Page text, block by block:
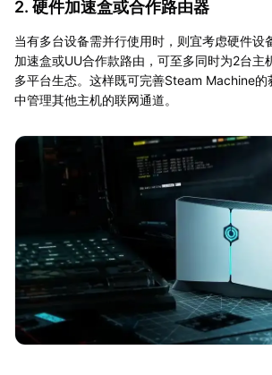
2. 硬件加速盒或合作路由器
当有多台设备需并行使用时，则宜考虑硬件设
加速盒或UU合作款路由，可至多同时为2台主
多平台生态。这样既可完善Steam Machine的
中管理其他主机的联网通道。